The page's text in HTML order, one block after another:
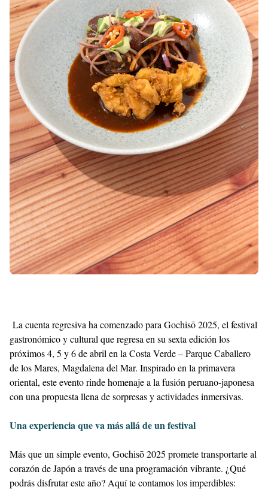
La cuenta regresiva ha comenzado para Gochisō 2025, el festival
gastronómico y cultural que regresa en su sexta edición los
próximos 4, 5 y 6 de abril en la Costa Verde – Parque Caballero
de los Mares, Magdalena del Mar. Inspirado en la primavera
oriental, este evento rinde homenaje a la fusión peruano-japonesa
con una propuesta llena de sorpresas y actividades inmersivas.
Una experiencia que va más allá de un festival
Más que un simple evento, Gochisō 2025 promete transportarte al
corazón de Japón a través de una programación vibrante. ¿Qué
podrás disfrutar este año? Aquí te contamos los imperdibles: